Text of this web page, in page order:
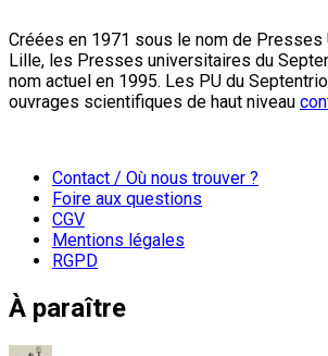
Créées en 1971 sous le nom de
Lille, les Presses universitaires du
nom actuel en 1995. Les PU du
ouvrages scientifiques de haut niveau
Contact / Où nous trouver ?
Foire aux questions
CGV
Mentions légales
RGPD
À paraître